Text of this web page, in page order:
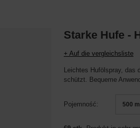
Starke Hufe -
+ Auf die vergleichsliste
Leichtes Hufölspray, das
schützt. Bequeme
Pojemność 500 ml